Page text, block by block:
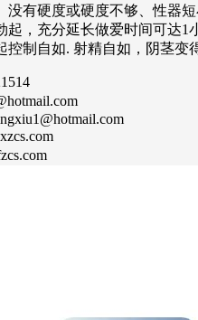
没有硬度或硬度不够、性器
起，充分延长做爱时间可达
控制自如. 射精自如，阴茎变